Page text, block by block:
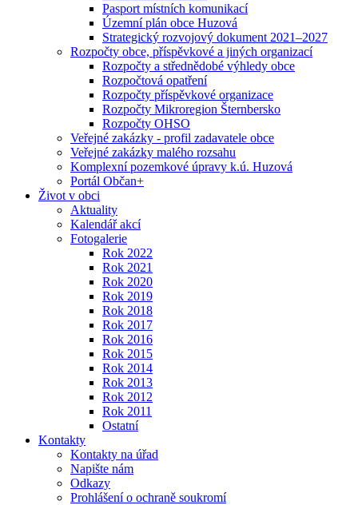
Pasport místních komunikací
Územní plán obce Huzová
Strategický rozvojový dokument 2021–2027
Rozpočty obce, příspěvkové a jiných organizací
Rozpočty a střednědobé výhledy obce
Rozpočtová opatření
Rozpočty příspěvkové organizace
Rozpočty Mikroregion Šternbersko
Rozpočty OHSO
Veřejné zakázky - profil zadavatele obce
Veřejné zakázky malého rozsahu
Komplexní pozemkové úpravy k.ú. Huzová
Portál Občan+
Život v obci
Aktuality
Kalendář akcí
Fotogalerie
Rok 2022
Rok 2021
Rok 2020
Rok 2019
Rok 2018
Rok 2017
Rok 2016
Rok 2015
Rok 2014
Rok 2013
Rok 2012
Rok 2011
Ostatní
Kontakty
Kontakty na úřad
Napište nám
Odkazy
Prohlášení o ochraně soukromí